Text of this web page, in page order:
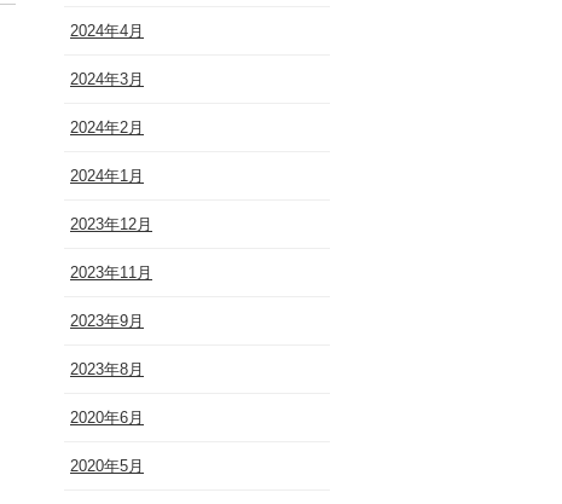
2024年4月
2024年3月
2024年2月
2024年1月
2023年12月
2023年11月
2023年9月
2023年8月
2020年6月
2020年5月